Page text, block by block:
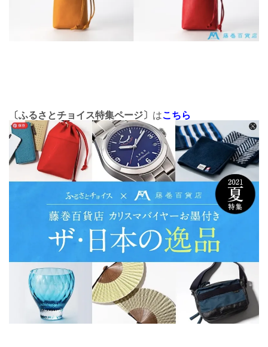
〔ふるさとチョイス特集ページ〕 はこちら